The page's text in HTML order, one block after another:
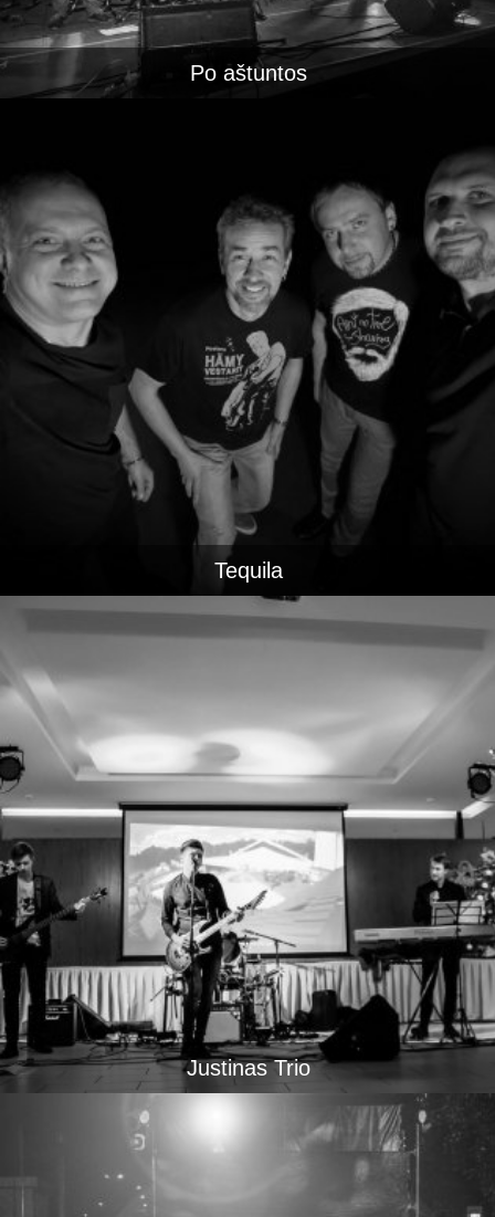
Po aštuntos
Tequila
Justinas Trio